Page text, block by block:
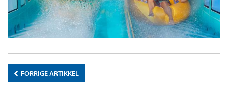
FORRIGE ARTIKKEL